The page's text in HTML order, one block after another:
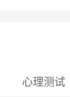
心理测试